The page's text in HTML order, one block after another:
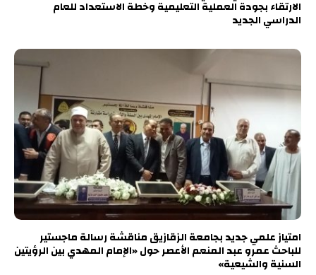
الارتقاء بجودة العملية التعليمية وخطة الاستعداد للعام
الدراسي الجديد
امتياز علمي جديد بجامعة الزقازيق مناقشة رسالة ماجستير
للباحث عمرو عبد المنعم الأعصر حول «الإمام المهدي بين الرؤيتين
السنية والشيعية»